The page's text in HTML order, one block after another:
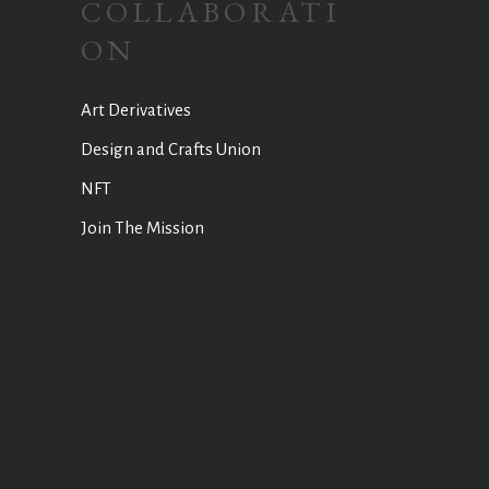
COLLABORATI
ON
Art Derivatives
Design and Crafts Union
NFT
Join The Mission